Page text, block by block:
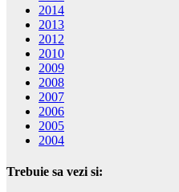
2014
2013
2012
2010
2009
2008
2007
2006
2005
2004
Trebuie sa vezi si: